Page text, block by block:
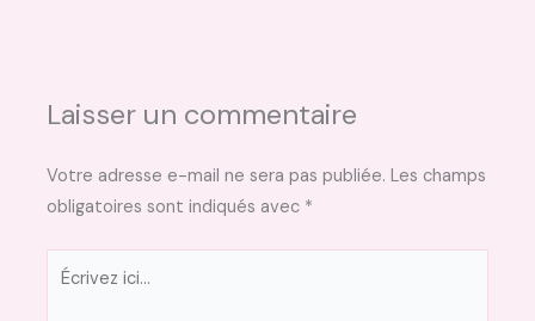
Laisser un commentaire
Votre adresse e-mail ne sera pas publiée. Les champs
obligatoires sont indiqués avec *
Écrivez